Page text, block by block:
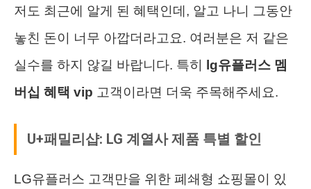
저도 최근에 알게 된 혜택인데, 알고 나니 그동안
놓친 돈이 너무 아깝더라고요. 여러분은 저 같은
실수를 하지 않길 바랍니다. 특히 lg유플러스 멤
버십 혜택 vip 고객이라면 더욱 주목해주세요.
U+패밀리샵: LG 계열사 제품 특별 할인
LG유플러스 고객만을 위한 폐쇄형 쇼핑몰이 있